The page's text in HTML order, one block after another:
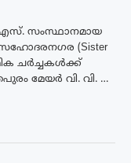
സംസ്ഥാനമായ
സഹോദരനഗര (Sister
ചർച്ചകൾക്ക്
മേയർ വി. വി. …